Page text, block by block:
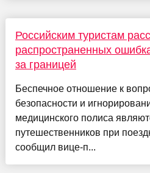
Российским туристам
распространенных
за границей
Беспечное отношение к
безопасности и
медицинского полиса
путешественников при
сообщил вице-п...